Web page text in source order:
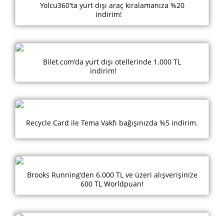
Yolcu360'ta yurt dışı araç kiralamanıza %20
indirim!
Bilet.com'da yurt dışı otellerinde 1.000 TL
indirim!
Recycle Card ile Tema Vakfı bağışınızda %5 indirim.
Brooks Running'den 6.000 TL ve üzeri alışverişinize
600 TL Worldpuan!